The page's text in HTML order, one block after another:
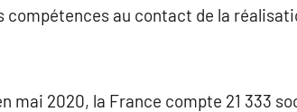
compétences au contact de la
mai 2020, la France compte 21 333